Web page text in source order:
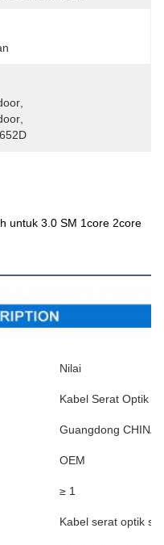
untuk 3.0 SM 1core 2core
Nilai
Kabel Serat Optik
Guangdong CHINA
OEM
≥ 1
Kabel serat optik